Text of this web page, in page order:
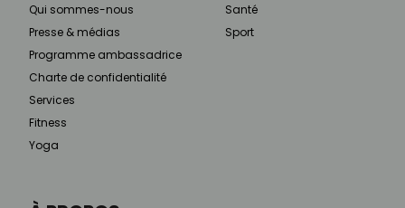
Qui sommes-nous
Presse & médias
Programme ambassadrice
Charte de confidentialité
Services
Fitness
Yoga
Santé
Sport